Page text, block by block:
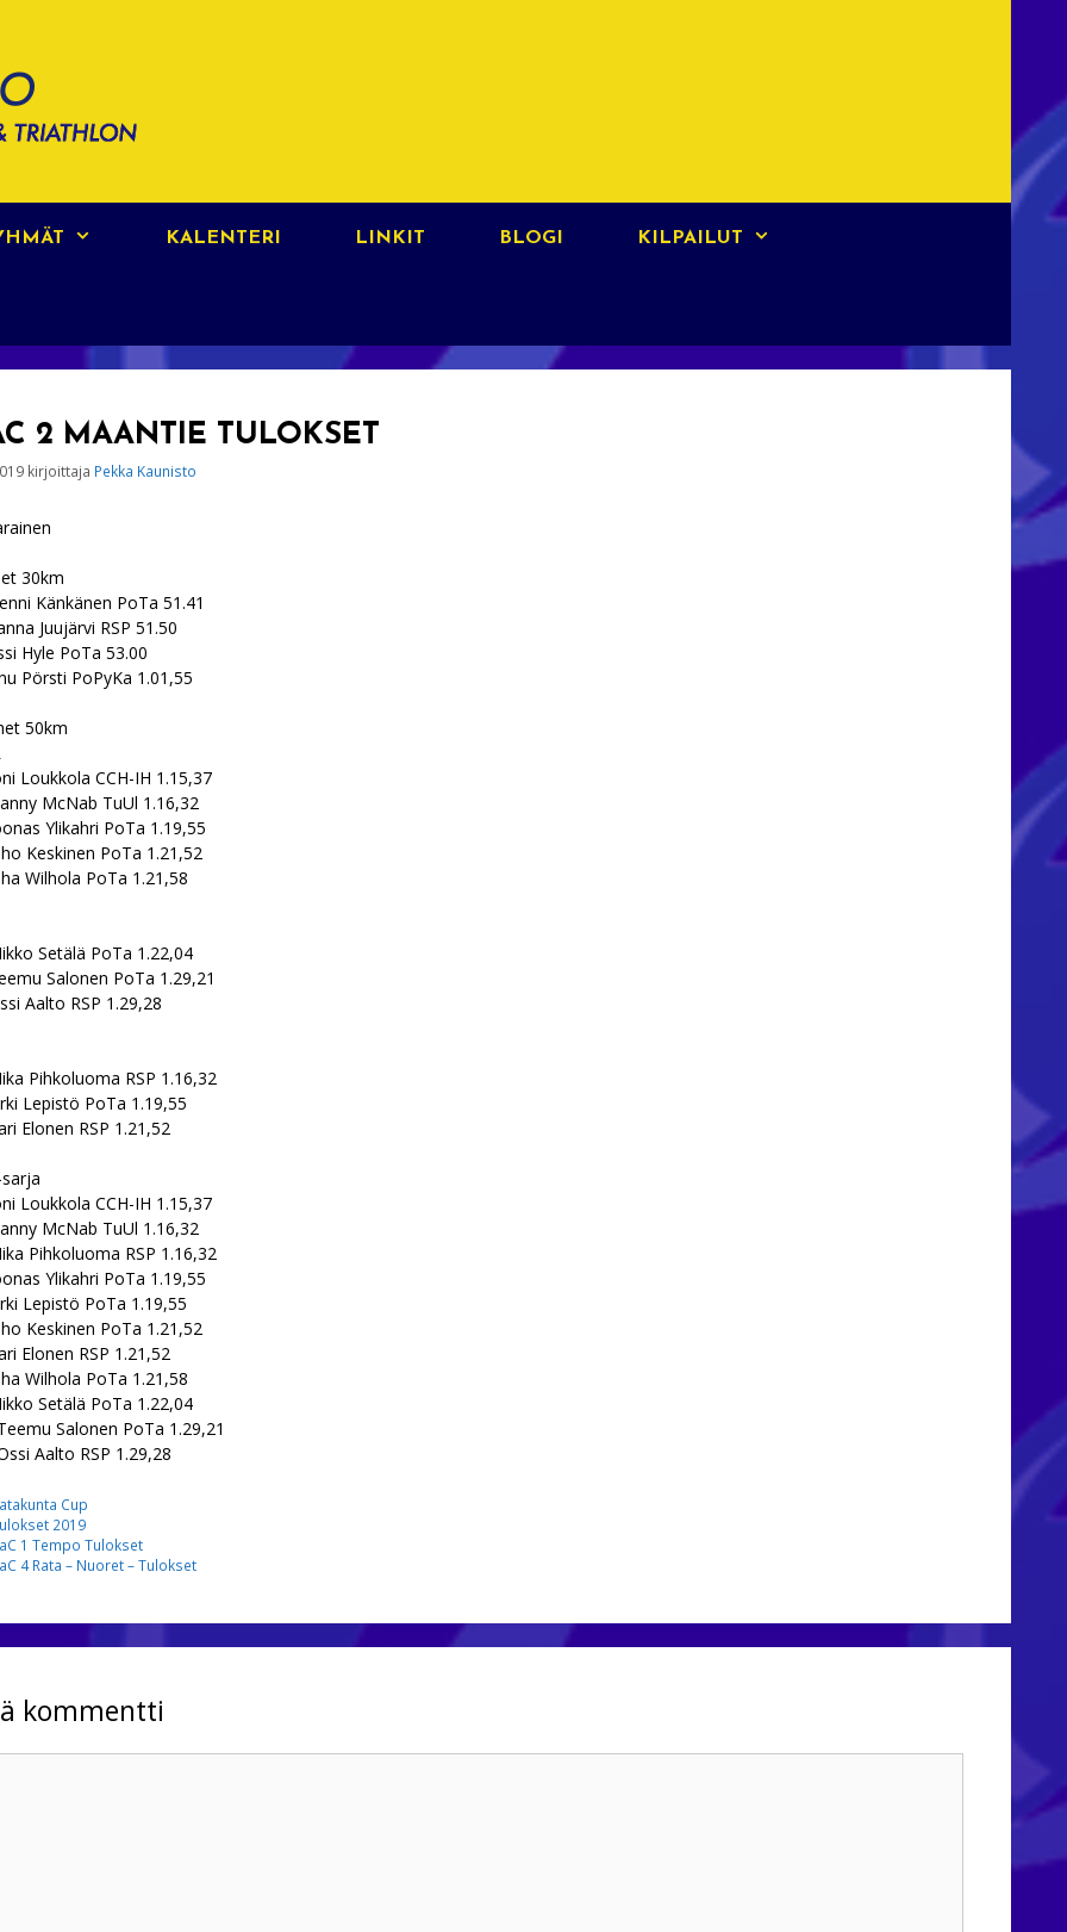
KALENTERI LINKIT BLOGI KILPAILUT
2 MAANTIE TULOKSET
kirjoittaja Pekka Kaunisto
30km
Känkänen PoTa 51.41
Juujärvi RSP 51.50
Hyle PoTa 53.00
Pörsti PoPyKa 1.01,55
50km
Loukkola CCH-IH 1.15,37
McNab TuUl 1.16,32
Ylikahri PoTa 1.19,55
Keskinen PoTa 1.21,52
Wilhola PoTa 1.21,58
Setälä PoTa 1.22,04
Salonen PoTa 1.29,21
Aalto RSP 1.29,28
Pihkoluoma RSP 1.16,32
Lepistö PoTa 1.19,55
Elonen RSP 1.21,52
Loukkola CCH-IH 1.15,37
McNab TuUl 1.16,32
Pihkoluoma RSP 1.16,32
Ylikahri PoTa 1.19,55
Lepistö PoTa 1.19,55
Keskinen PoTa 1.21,52
Elonen RSP 1.21,52
Wilhola PoTa 1.21,58
Setälä PoTa 1.22,04
Salonen PoTa 1.29,21
Aalto RSP 1.29,28
Cup
2019
1 Tempo Tulokset
4 Rata – Nuoret – Tulokset
kommentti